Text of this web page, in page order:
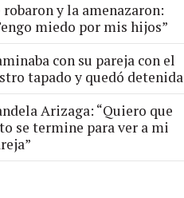
robaron y la amenazaron:
miedo por mis hijos”
con su pareja con el
tapado y quedó detenida
Arizaga: “Quiero que
se termine para ver a mi